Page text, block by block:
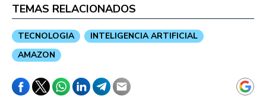
TEMAS RELACIONADOS
TECNOLOGIA
INTELIGENCIA ARTIFICIAL
AMAZON